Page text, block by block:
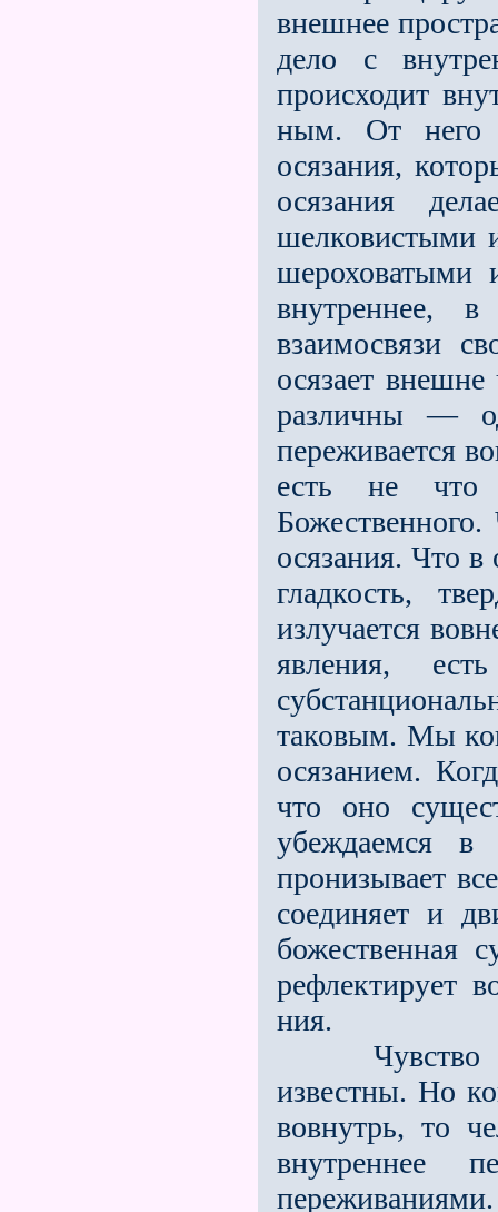
внешнее
дело с
происходит
ным. От него
осязания,
осязания
шелковистыми
шероховатыми
внутреннее,
взаимосвязи
осязает
различны —
переживается
есть не что
осязания. Что
гладкость,
излучается
явления,
таковым. Мы
осязанием.
что оно
убеждаемся в
пронизывает
соединяет и
божест­венная
рефлектирует
ния.
Чувство
известны. Но
вовнутрь, то
внутреннее